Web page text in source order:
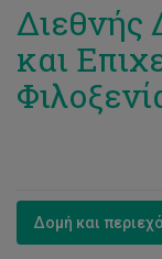
Διεθνής
και
Δομή και